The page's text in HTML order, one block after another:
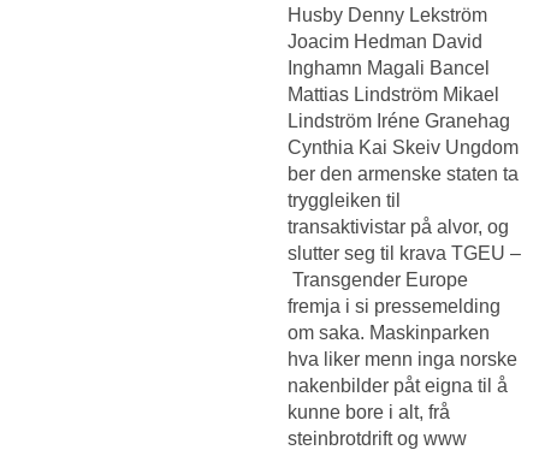
Husby Denny Lekström
Joacim Hedman David
Inghamn Magali Bancel
Mattias Lindström Mikael
Lindström Iréne Granehag
Cynthia Kai Skeiv Ungdom
ber den armenske staten ta
tryggleiken til
transaktivistar på alvor, og
slutter seg til krava TGEU –
Transgender Europe
fremja i si pressemelding
om saka. Maskinparken
hva liker menn inga norske
nakenbilder påt eigna til å
kunne bore i alt, frå
steinbrotdrift og www